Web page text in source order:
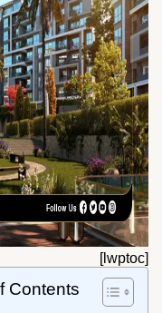
[lwptoc]
Contents